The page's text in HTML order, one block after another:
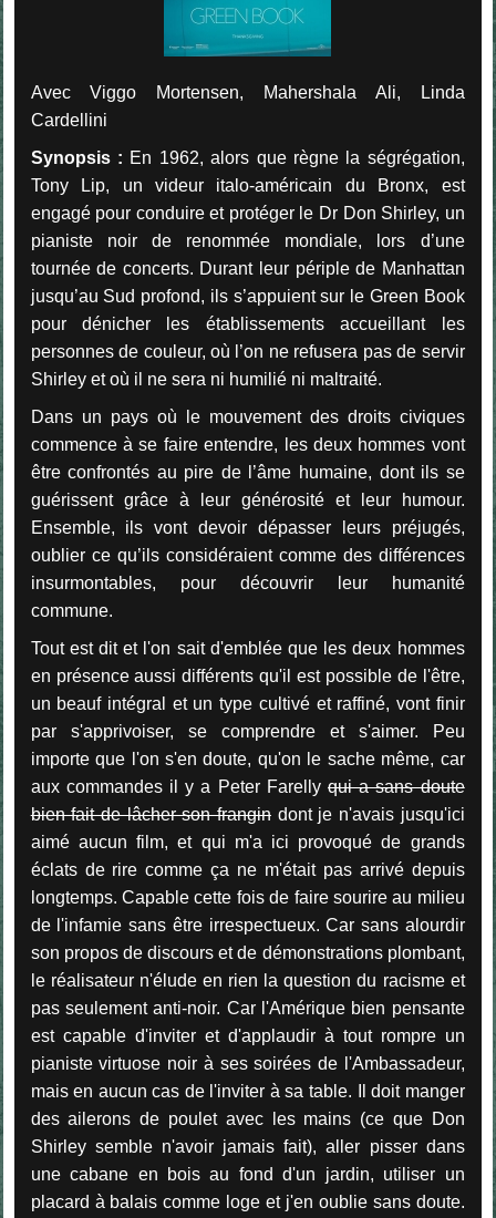
Avec Viggo Mortensen, Mahershala Ali, Linda
Cardellini
Synopsis : En 1962, alors que règne la ségrégation,
Tony Lip, un videur italo-américain du Bronx, est
engagé pour conduire et protéger le Dr Don Shirley, un
pianiste noir de renommée mondiale, lors d’une
tournée de concerts. Durant leur périple de Manhattan
jusqu’au Sud profond, ils s’appuient sur le Green Book
pour dénicher les établissements accueillant les
personnes de couleur, où l’on ne refusera pas de servir
Shirley et où il ne sera ni humilié ni maltraité.
Dans un pays où le mouvement des droits civiques
commence à se faire entendre, les deux hommes vont
être confrontés au pire de l’âme humaine, dont ils se
guérissent grâce à leur générosité et leur humour.
Ensemble, ils vont devoir dépasser leurs préjugés,
oublier ce qu’ils considéraient comme des différences
insurmontables, pour découvrir leur humanité
commune.
Tout est dit et l'on sait d'emblée que les deux hommes
en présence aussi différents qu'il est possible de l'être,
un beauf intégral et un type cultivé et raffiné, vont finir
par s'apprivoiser, se comprendre et s'aimer. Peu
importe que l'on s'en doute, qu'on le sache même, car
aux commandes il y a Peter Farellyqui a sans doute
bien fait de lâcher son frangin dont je n'avais jusqu'ici
aimé aucun film, et qui m'a ici provoqué de grands
éclats de rire comme ça ne m'était pas arrivé depuis
longtemps. Capable cette fois de faire sourire au milieu
de l'infamie sans être irrespectueux. Car sans alourdir
son propos de discours et de démonstrations plombant,
le réalisateur n'élude en rien la question du racisme et
pas seulement anti-noir. Car l'Amérique bien pensante
est capable d'inviter et d'applaudir à tout rompre un
pianiste virtuose noir à ses soirées de l'Ambassadeur,
mais en aucun cas de l'inviter à sa table. Il doit manger
des ailerons de poulet avec les mains (ce que Don
Shirley semble n'avoir jamais fait), aller pisser dans
une cabane en bois au fond d'un jardin, utiliser un
placard à balais comme loge et j'en oublie sans doute.